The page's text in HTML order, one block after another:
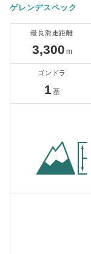
ゲレンデスペック
最長滑走距離
3,300 m
ゴンドラ
1 基